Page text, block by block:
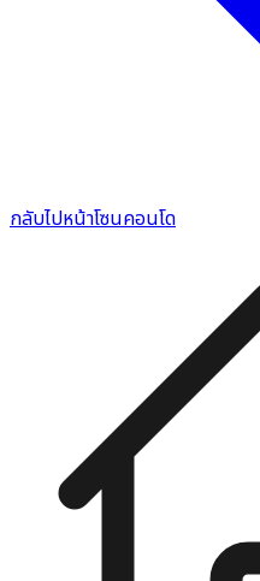
กลับไปหน้าโซนคอนโด